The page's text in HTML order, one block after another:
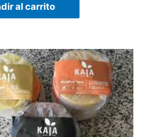
al carrito